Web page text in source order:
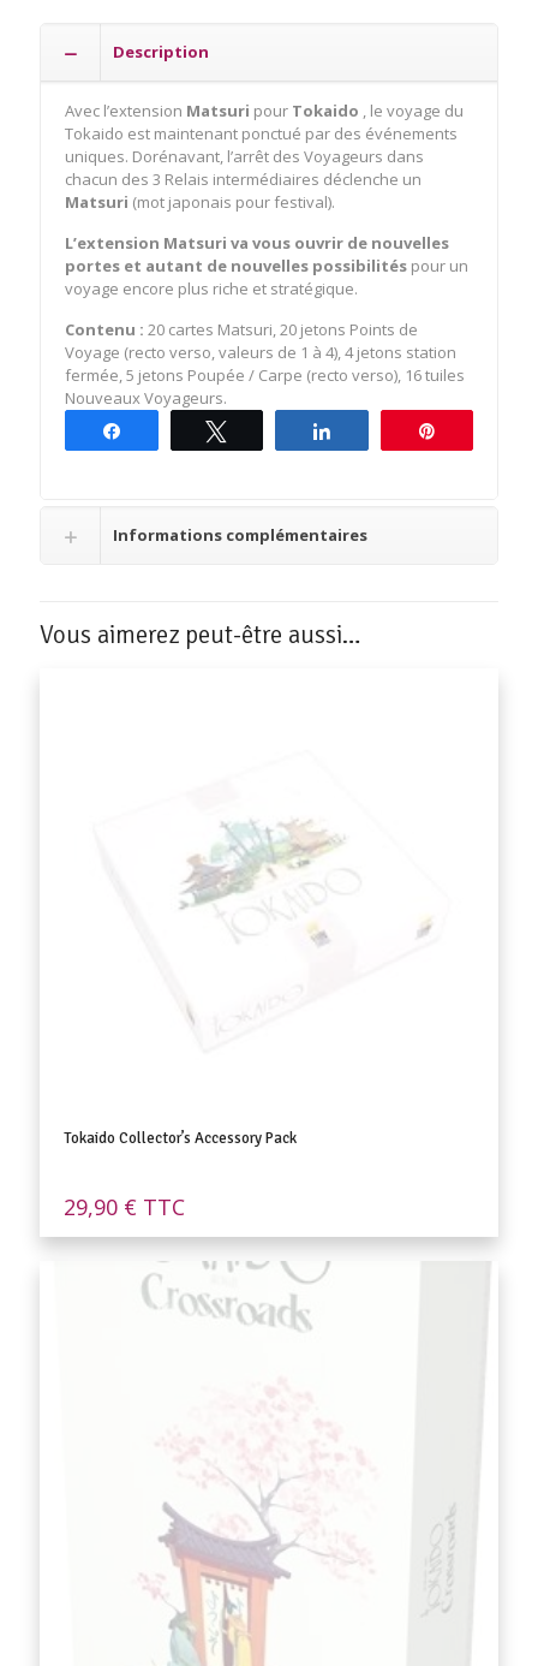
Description
Avec l’extension Matsuri pour Tokaido , le voyage du
Tokaido est maintenant ponctué par des événements
uniques. Dorénavant, l’arrêt des Voyageurs dans
chacun des 3 Relais intermédiaires déclenche un
Matsuri (mot japonais pour festival).
L’extension Matsuri va vous ouvrir de nouvelles
portes et autant de nouvelles possibilités pour un
voyage encore plus riche et stratégique.
Contenu : 20 cartes Matsuri, 20 jetons Points de
Voyage (recto verso, valeurs de 1 à 4), 4 jetons station
fermée, 5 jetons Poupée / Carpe (recto verso), 16 tuiles
Nouveaux Voyageurs.
Informations complémentaires
Vous aimerez peut-être aussi…
Tokaido Collector’s Accessory Pack
29,90 € TTC